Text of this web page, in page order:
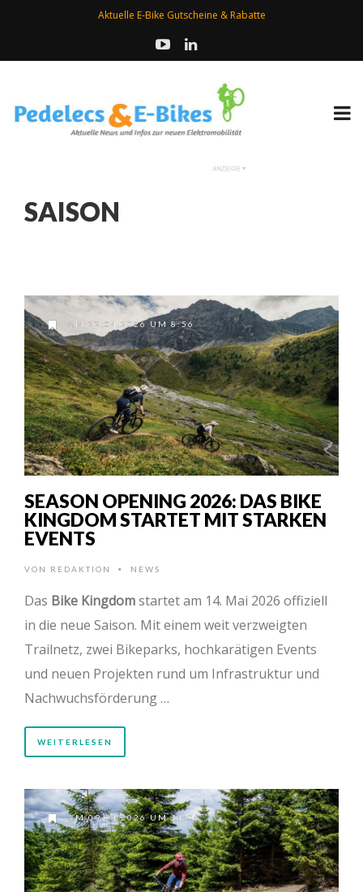
Aktuelle E-Bike Gutscheine & Rabatte
SAISON
AM 22.04.2026 UM 8:56
SEASON OPENING 2026: DAS BIKE
KINGDOM STARTET MIT STARKEN
EVENTS
VON REDAKTION • NEWS
Das Bike Kingdomstartet am 14. Mai 2026 offiziell
in die neue Saison. Mit einem weit verzweigten
Trailnetz, zwei Bikeparks, hochkarätigen Events
und neuen Projekten rund um Infrastruktur und
Nachwuchsförderung …
WEITERLESEN
AM 09.04.2026 UM 11:06